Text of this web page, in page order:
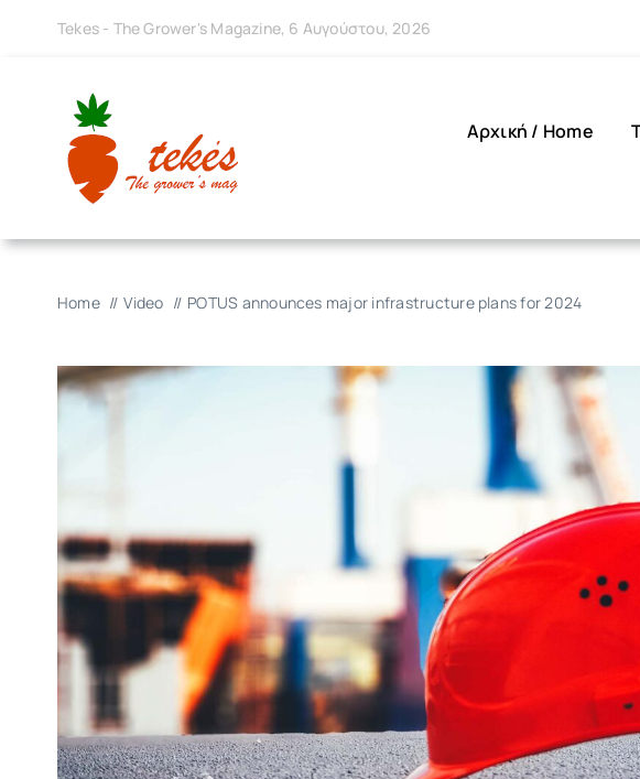
Tekes - The Grower's Magazine, 6 Αυγούστου, 2026
Αρχική / Home
Home Video POTUS announces major infrastructure plans for 2024